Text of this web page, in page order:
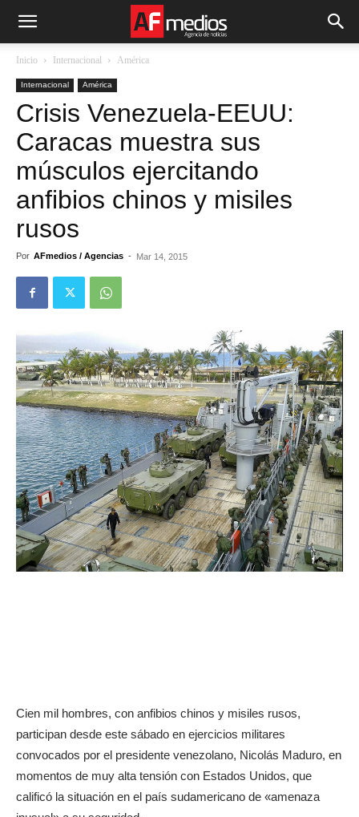
Inicio Internacional América
Internacional América
Crisis Venezuela-EEUU:
Caracas muestra sus
músculos ejercitando
anfibios chinos y misiles
rusos
Por AFmedios / Agencias - Mar 14, 2015
Cien mil hombres, con anfibios chinos y misiles rusos,
participan desde este sábado en ejercicios militares
convocados por el presidente venezolano, Nicolás Maduro, en
momentos de muy alta tensión con Estados Unidos, que
calificó la situación en el país sudamericano de «amenaza